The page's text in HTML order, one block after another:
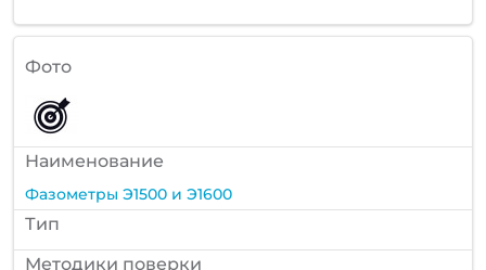
Фото
Наименование
Фазометры Э1500 и Э1600
Тип
Методики поверки